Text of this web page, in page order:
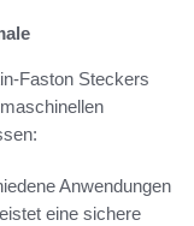
Faston Steckers
Anwendungen
eine sichere